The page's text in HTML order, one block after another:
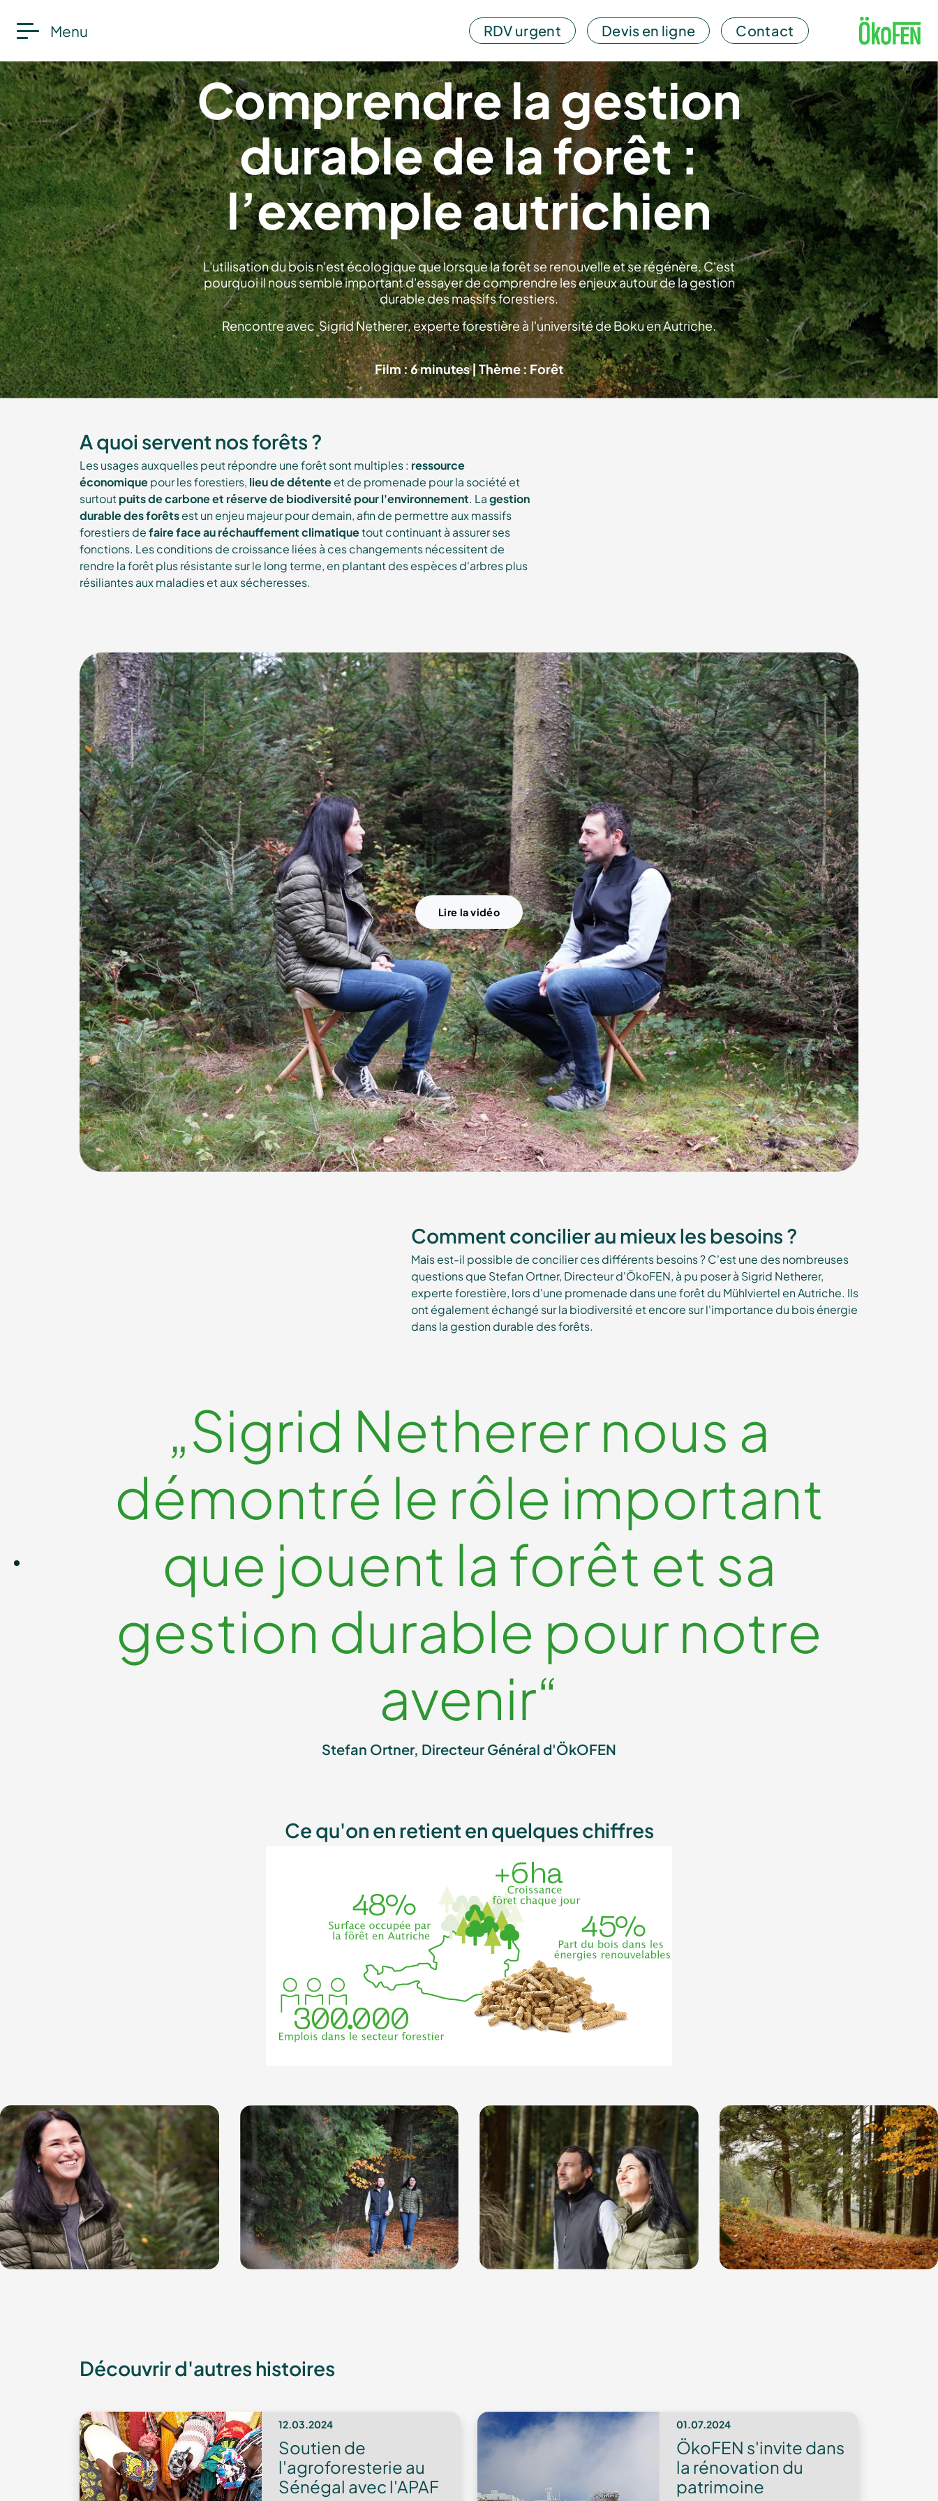
Menu RDV urgent Devis en ligne Contact
Comprendre la gestion
durable de la forêt :
l’exemple autrichien
L'utilisation du bois n'est écologique que lorsque la forêt se renouvelle et se régénère. C'est
pourquoi il nous semble important d'essayer de comprendre les enjeux autour de la gestion
durable des massifs forestiers.
Rencontre avec Sigrid Netherer, experte forestière à l'université de Boku en Autriche.
Film : 6 minutes | Thème : Forêt
A quoi servent nos forêts ?
Les usages auxquelles peut répondre une forêt sont multiples : ressource
économiquepour les forestiers, lieu de détenteet de promenade pour la société et
surtoutpuits de carbone et réserve de biodiversité pour l'environnement. Lagestion
durable des forêtsest un enjeu majeur pour demain, afin de permettre aux massifs
forestiers defaire face au réchauffement climatiquetout continuant à assurer ses
fonctions. Les conditions de croissance liées à ces changements nécessitent de
rendre la forêt plus résistante sur le long terme, en plantant des espèces d'arbres plus
résiliantes aux maladies et aux sécheresses.
Lire la vidéo
Comment concilier au mieux les besoins ?
Mais est-il possible de concilier ces différents besoins ? C'est une des nombreuses
questions que Stefan Ortner, Directeur d'ÖkoFEN, à pu poser à Sigrid Netherer,
experte forestière, lors d'une promenade dans une forêt du Mühlviertel en Autriche. Ils
ont également échangé sur la biodiversité et encore sur l'importance du bois énergie
dans la gestion durable des forêts.
„Sigrid Netherer nous a
démontré le rôle important
que jouent la forêt et sa
gestion durable pour notre
avenir“
Stefan Ortner, Directeur Général d'ÖkOFEN
Ce qu'on en retient en quelques chiffres
Découvrir d'autres histoires
12.03.2024
Soutien de
l'agroforesterie au
Sénégal avec l'APAF
01.07.2024
ÖkoFEN s'invite dans
la rénovation du
patrimoine